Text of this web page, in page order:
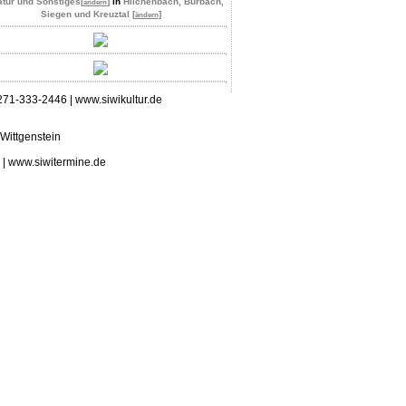
ändern
Siegen und Kreuztal [ändern]
333-2446 | www.siwikultur.de
www.siwitermine.de